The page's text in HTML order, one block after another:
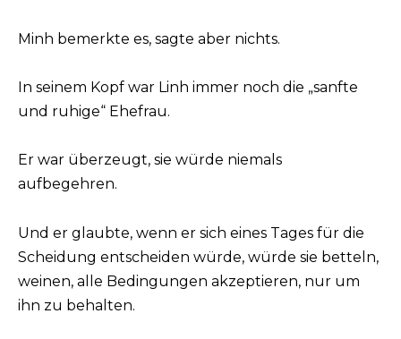
Minh bemerkte es, sagte aber nichts.
In seinem Kopf war Linh immer noch die „sanfte
und ruhige“ Ehefrau.
Er war überzeugt, sie würde niemals
aufbegehren.
Und er glaubte, wenn er sich eines Tages für die
Scheidung entscheiden würde, würde sie betteln,
weinen, alle Bedingungen akzeptieren, nur um
ihn zu behalten.